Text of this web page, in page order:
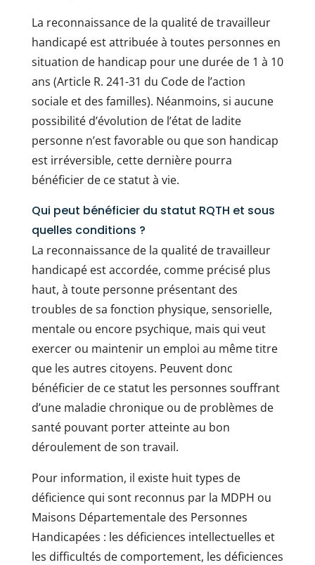
La reconnaissance de la qualité de travailleur
handicapé est attribuée à toutes personnes en
situation de handicap pour une durée de 1 à 10
ans (Article R. 241-31 du Code de l’action
sociale et des familles). Néanmoins, si aucune
possibilité d’évolution de l’état de ladite
personne n’est favorable ou que son handicap
est irréversible, cette dernière pourra
bénéficier de ce statut à vie.
Qui peut bénéficier du statut RQTH et sous
quelles conditions ?
La reconnaissance de la qualité de travailleur
handicapé est accordée, comme précisé plus
haut, à toute personne présentant des
troubles de sa fonction physique, sensorielle,
mentale ou encore psychique, mais qui veut
exercer ou maintenir un emploi au même titre
que les autres citoyens. Peuvent donc
bénéficier de ce statut les personnes souffrant
d’une maladie chronique ou de problèmes de
santé pouvant porter atteinte au bon
déroulement de son travail.
Pour information, il existe huit types de
déficience qui sont reconnus par la MDPH ou
Maisons Départementale des Personnes
Handicapées : les déficiences intellectuelles et
les difficultés de comportement, les déficiences